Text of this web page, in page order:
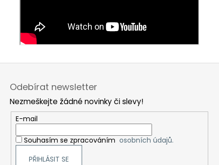
Odebírat newsletter
Nezmeškejte žádné novinky či slevy!
E-mail
Souhasím se zpracováním osobních údajů.
PŘIHLÁSIT SE